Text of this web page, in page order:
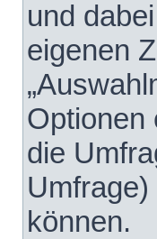
und
eigenen
Optionen
die
können.